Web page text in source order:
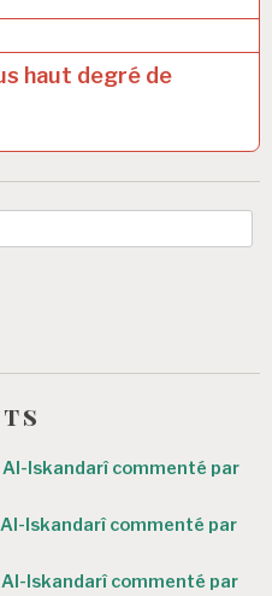
haut degré de
Al-Iskandarî commenté par
Al-Iskandarî commenté par
Al-Iskandarî commenté par